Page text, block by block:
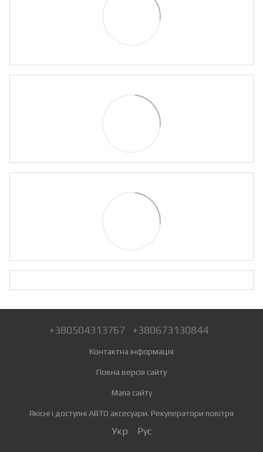
+380504313767 +380673130844
Контактна інформація
Повна версія сайту
Мапа сайту
Якісні і доступні АВТО аксесуари. Рекуператори повітря
Укр Рус